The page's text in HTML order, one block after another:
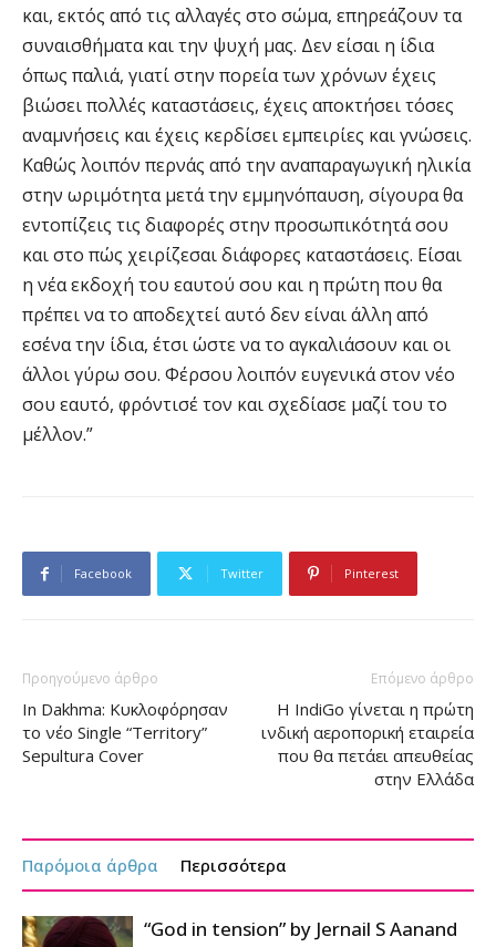
και, εκτός από τις αλλαγές στο σώμα, επηρεάζουν τα
συναισθήματα και την ψυχή μας. Δεν είσαι η ίδια
όπως παλιά, γιατί στην πορεία των χρόνων έχεις
βιώσει πολλές καταστάσεις, έχεις αποκτήσει τόσες
αναμνήσεις και έχεις κερδίσει εμπειρίες και γνώσεις.
Καθώς λοιπόν περνάς από την αναπαραγωγική ηλικία
στην ωριμότητα μετά την εμμηνόπαυση, σίγουρα θα
εντοπίζεις τις διαφορές στην προσωπικότητά σου
και στο πώς χειρίζεσαι διάφορες καταστάσεις. Είσαι
η νέα εκδοχή του εαυτού σου και η πρώτη που θα
πρέπει να το αποδεχτεί αυτό δεν είναι άλλη από
εσένα την ίδια, έτσι ώστε να το αγκαλιάσουν και οι
άλλοι γύρω σου. Φέρσου λοιπόν ευγενικά στον νέο
σου εαυτό, φρόντισέ τον και σχεδίασε μαζί του το
μέλλον.”
Facebook Twitter Pinterest
Προηγούμενο άρθρο
In Dakhma: Κυκλοφόρησαν
το νέο Single “Territory”
Sepultura Cover
Επόμενο άρθρο
Η IndiGo γίνεται η πρώτη
ινδική αεροπορική εταιρεία
που θα πετάει απευθείας
στην Ελλάδα
Παρόμοια άρθρα Περισσότερα
“God in tension” by Jernail S Aanand